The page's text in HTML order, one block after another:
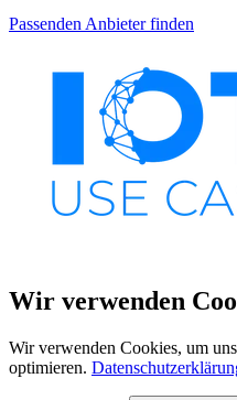
Passenden Anbieter finden
Wir verwenden
Wir verwenden Cookies, um
optimieren.